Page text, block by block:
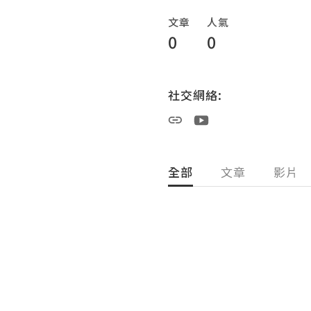
文章
0
人氣
0
社交網絡:
全部 文章 影片